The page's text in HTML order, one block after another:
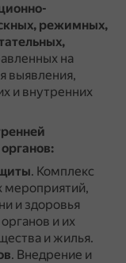
режимных,
на
выявления,
и внутренних
. Комплекс
мероприятий,
и здоровья
и их
и жилья.
. Внедрение и